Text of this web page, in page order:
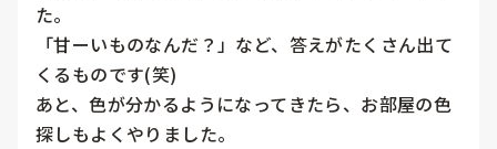
た。
「甘ーいものなんだ？」など、答えがたくさん出て
くるものです(笑)
あと、色が分かるようになってきたら、お部屋の色
探しもよくやりました。